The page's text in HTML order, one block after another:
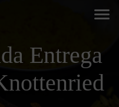
Entrega